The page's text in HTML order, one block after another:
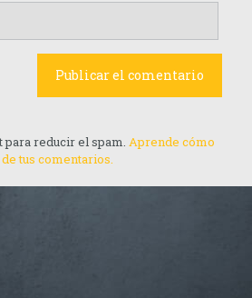
reducir el spam. Aprende cómo
tus comentarios.